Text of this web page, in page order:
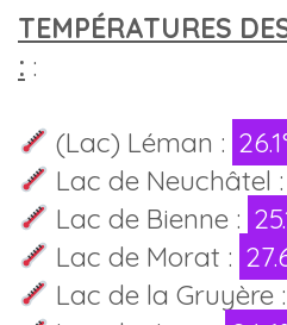
TEMPÉRATURES
: :
(Lac) Léman :
Lac de Neuchâtel :
Lac de Bienne :
Lac de Morat :
Lac de la Gruyère :